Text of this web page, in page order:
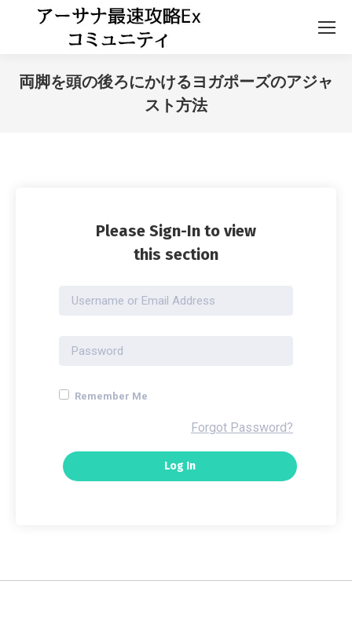
両脚を頭の後ろにかけるヨガポーズのアジャ
スト方法
Please Sign-In to view
this section
Remember Me
Forgot Password?